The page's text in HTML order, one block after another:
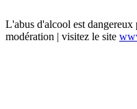
L'abus d'alcool est dangereux
modération | visitez le site